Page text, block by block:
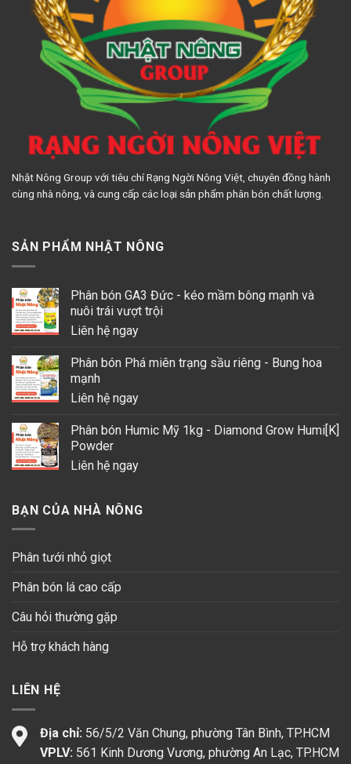
Nhật Nông Group với tiêu chí Rạng Ngời Nông Việt, chuyên đồng hành
cùng nhà nông, và cung cấp các loại sản phẩm phân bón chất lượng.
SẢN PHẨM NHẬT NÔNG
Phân bón GA3 Đức - kéo mầm bông mạnh và
nuôi trái vượt trội
Liên hệ ngay
Phân bón Phá miên trạng sầu riêng - Bung hoa
mạnh
Liên hệ ngay
Phân bón Humic Mỹ 1kg - Diamond Grow Humi[K]
Powder
Liên hệ ngay
BẠN CỦA NHÀ NÔNG
Phân tưới nhỏ giọt
Phân bón lá cao cấp
Câu hỏi thường gặp
Hỗ trợ khách hàng
LIÊN HỆ
Địa chỉ: 56/5/2 Văn Chung, phường Tân Bình, TP.HCM
VPLV: 561 Kinh Dương Vương, phường An Lạc, TP.HCM